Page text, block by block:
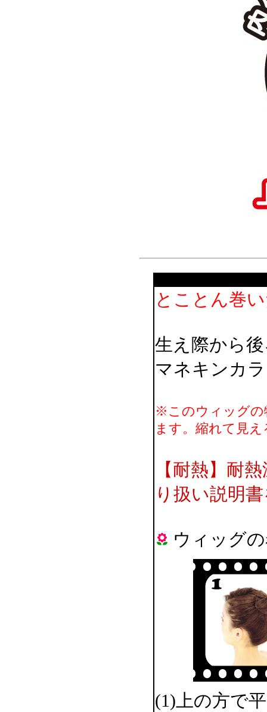
とことん巻
生え際から
マネキンカ
※このウィッグの
ます。縮れて見
【耐熱】耐
り扱い説明
ウィッグ
(1)上の方で